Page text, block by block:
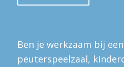
Ben je werkzaam bij
peuterspeelzaal,